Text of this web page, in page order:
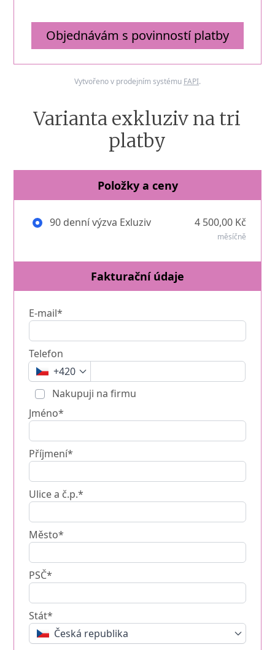
Objednávám s povinností platby
Vytvořeno v prodejním systému FAPI.
Varianta exkluziv na tri
platby
Položky a ceny
90 denní výzva Exluziv 4 500,00 Kč
měsíčně
Fakturační údaje
E-mail*
Telefon
+420
Nakupuji na firmu
Jméno*
Příjmení*
Ulice a č.p.*
Město*
PSČ*
Stát*
Česká republika